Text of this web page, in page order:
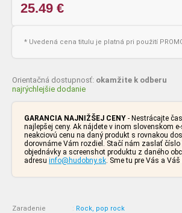
25.49 €
* Uvedená cena titulu je platná pri použití
Orientačná dostupnosť: okamžite k odberu
najrýchlejšie dodanie
GARANCIA NAJNIŽŠEJ CENY - Nestrácajte
najlepšej ceny. Ak nájdete v inom slovenskom
neakciovú cenu na daný produkt s rovnakou
dorovnáme Vám rozdiel. Stačí nám zaslať číslo
objednávky a screenshot produktu z daného
adresu info@hudobny.sk. Sme tu pre Vás a
Zaradenie : Rock, pop rock